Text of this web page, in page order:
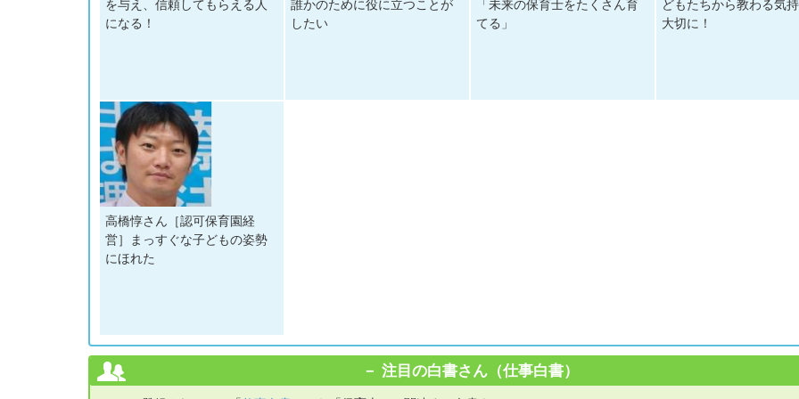
を与え、信頼してもらえる人
になる！
誰かのために役に立つことが
したい
「未来の保育士をたくさん育
てる」
どもたちから教わる気
大切に！
高橋惇さん［認可保育園経
営］まっすぐな子どもの姿勢
にほれた
注目の白書さん（仕事白書）